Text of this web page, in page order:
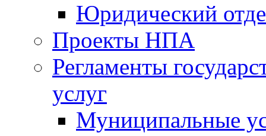
Юридический
Проекты НПА
Регламенты
услуг
Муниципальные